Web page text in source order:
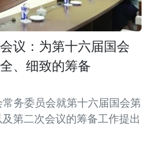
议：为第十六届国会
、细致的筹备
常务委员会就第十六届国会第
第二次会议的筹备工作提出